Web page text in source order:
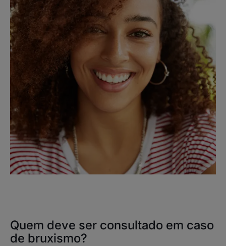
Quem deve ser consultado em caso
de bruxismo?